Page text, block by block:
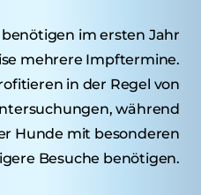
im ersten Jahr
mehrere Impftermine.
in der Regel von
während
Hunde mit besonderen
Besuche benötigen.